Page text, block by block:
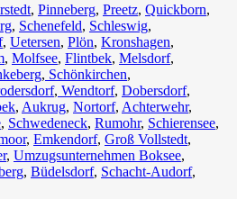
, Pinneberg, Preetz, Quickborn,
, Schenefeld, Schleswig,
, Uetersen, Plön, Kronshagen,
, Molfsee, Flintbek, Melsdorf,
, Schönkirchen,
, Wendtorf, Dobersdorf,
, Aukrug, Nortorf, Achterwehr,
, Schwedeneck, Rumohr, Schierensee,
, Emkendorf, Groß Vollstedt,
, Umzugsunternehmen Boksee,
, Büdelsdorf, Schacht-Audorf,